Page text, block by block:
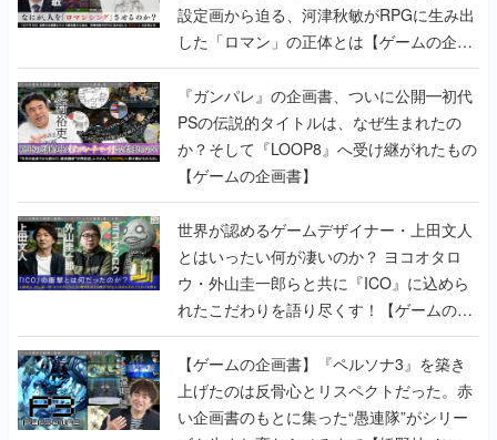
設定画から迫る、河津秋敏がRPGに生み出
した「ロマン」の正体とは【ゲームの企画
書】
『ガンパレ』の企画書、ついに公開━初代
PSの伝説的タイトルは、なぜ生まれたの
か？そして『LOOP8』へ受け継がれたもの
【ゲームの企画書】
世界が認めるゲームデザイナー・上田文人
とはいったい何が凄いのか？ ヨコオタロ
ウ・外山圭一郎らと共に『ICO』に込めら
れたこだわりを語り尽くす！【ゲームの企
画書】
【ゲームの企画書】『ペルソナ3』を築き
上げたのは反骨心とリスペクトだった。赤
い企画書のもとに集った“愚連隊”がシリー